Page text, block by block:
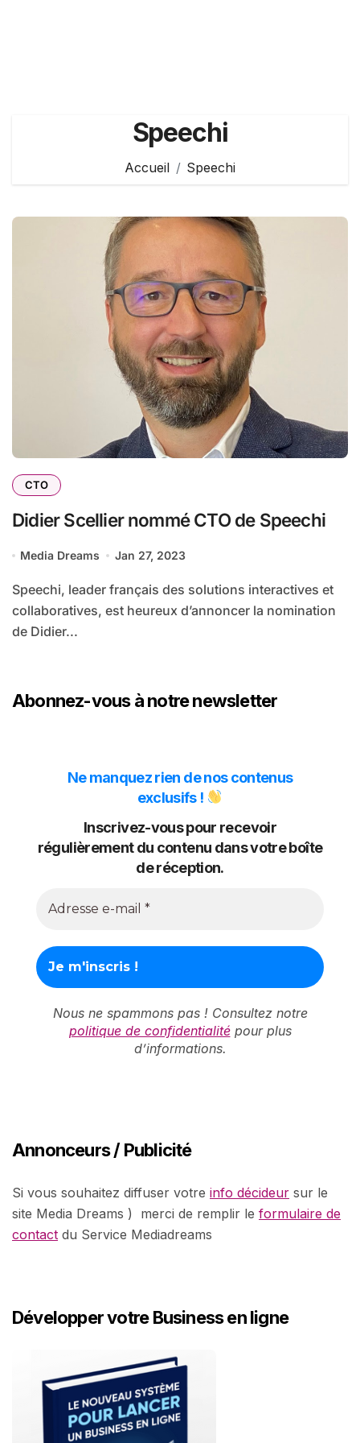
Speechi
Accueil Speechi
CTO
Didier Scellier nommé CTO de Speechi
Media Dreams Jan 27, 2023
Speechi, leader français des solutions interactives et
collaboratives, est heureux d’annoncer la nomination
de Didier...
Abonnez-vous à notre newsletter
Ne manquez rien de nos contenus
exclusifs !
Inscrivez-vous pour recevoir
régulièrement du contenu dans votre boîte
de réception.
Nous ne spammons pas ! Consultez notre
politique de confidentialitépour plus
d’informations.
Annonceurs / Publicité
Si vous souhaitez diffuser votre info décideur sur le
site Media Dreams ) merci de remplir le formulaire de
contact du Service Mediadreams
Développer votre Business en ligne